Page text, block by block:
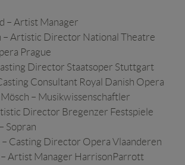
– Artist Manager
– Artistic Director National Theatre
Prague
Director Staatsoper Stuttgart
Consultant Royal Danish Opera
Mösch – Musikwissenschaftler
Director Bregenzer Festspiele
Sopran
– Casting Director Opera Vlaanderen
– Artist Manager HarrisonParrott